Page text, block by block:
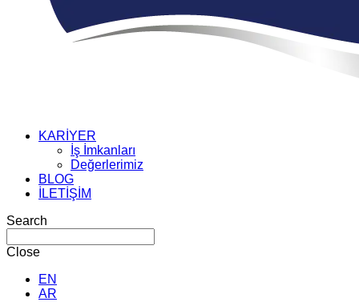
KARİYER
İş İmkanları
Değerlerimiz
BLOG
İLETİŞİM
Search
Close
EN
AR